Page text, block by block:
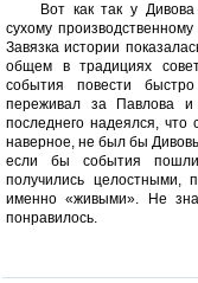
Вот как так у
сухому
Завязка истории
общем в традициях
события повести
переживал за Павлова
последнего надеялся, что
наверное, не был бы
если бы события пошли
получились
именно «живыми». Не
понравилось.